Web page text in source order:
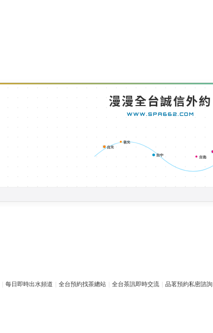
漫漫全台誠信外約
WWW.SPA662.COM
台北
新北
台中 台南
每日即時出水頻道 全台預約找茶總站 全台茶訊即時交流 品茗預約私密諮詢